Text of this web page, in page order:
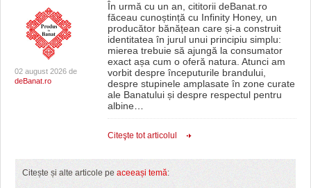
02 august 2026 de
deBanat.ro
În urmă cu un an, cititorii deBanat.ro
făceau cunoștință cu Infinity Honey, un
producător bănățean care și-a construit
identitatea în jurul unui principiu simplu:
mierea trebuie să ajungă la consumator
exact așa cum o oferă natura. Atunci am
vorbit despre începuturile brandului,
despre stupinele amplasate în zone curate
ale Banatului și despre respectul pentru
albine…
Citeşte tot articolul
Citește și alte articole pe aceeași temă: